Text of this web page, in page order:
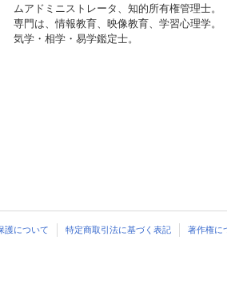
ムアドミニストレータ、知的所有権管理士。
専門は、情報教育、映像教育、学習心理学。
気学・相学・易学鑑定士。
護について 特定商取引法に基づく表記 著作権に